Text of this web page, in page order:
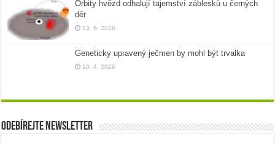
Orbity hvězd odhalují tajemství záblesků u černých
děr
13. 5. 2026
Geneticky upravený ječmen by mohl být trvalka
10. 4. 2026
Odebírejte newsletter